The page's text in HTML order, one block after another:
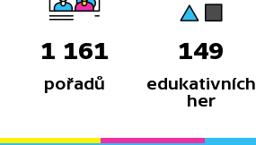
1 161
pořadů
149
edukativních
her